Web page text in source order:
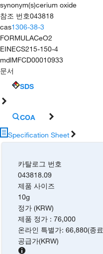
synonym(s)cerium oxide
참조 번호043818
cas1306-38-3
FORMULACeO2
EINECS215-150-4
mdlMFCD00010933
문서
SDS
COA
Specification Sheet
카탈로그 번호
043818.09
제품 사이즈
10g
정가 (KRW)
제품 정가 :76,000
온라인 특별가:66,880(종료
공급가(KRW)